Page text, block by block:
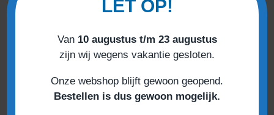
de consument op een toegankelijke manier
gegevensdrager, meesturen:
het bezoekadres van de vestiging van de
ondernemer waar de consument met
klachten terecht kan;
LET OP!
Van 10 augustus t/m 23 augustus
zijn wij wegens vakantie gesloten.
Onze webshop blijft gewoon geopend.
Bestellen is dus gewoon mogelijk.